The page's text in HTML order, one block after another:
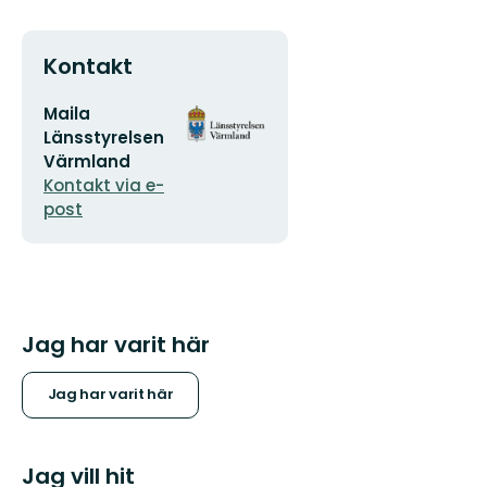
Kontakt
E-
postadress
Maila
Länsstyrelsen
Värmland
Kontakt via e-
post
Organisationens
logotyp
Jag har varit här
Jag har varit här
Jag vill hit